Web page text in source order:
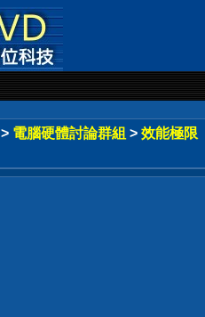
> 電腦硬體討論群組 > 效能極限